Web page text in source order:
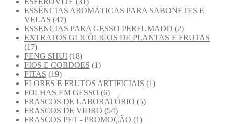
ESSÊNCIAS AROMÁTICAS PARA SABONETES E
VELAS (47)
ESSENCIAS PARA GESSO PERFUMADO (2)
EXTRATOS GLICÓLICOS DE PLANTAS E FRUTAS
(17)
FENG SHUI (18)
FIOS E CORDOES (1)
FITAS (19)
FLORES E FRUTOS ARTIFICIAIS (1)
FOLHAS EM GESSO (6)
FRASCOS DE LABORATÓRIO (5)
FRASCOS DE VIDRO (54)
FRASCOS PET - PROMOÇÃO (1)